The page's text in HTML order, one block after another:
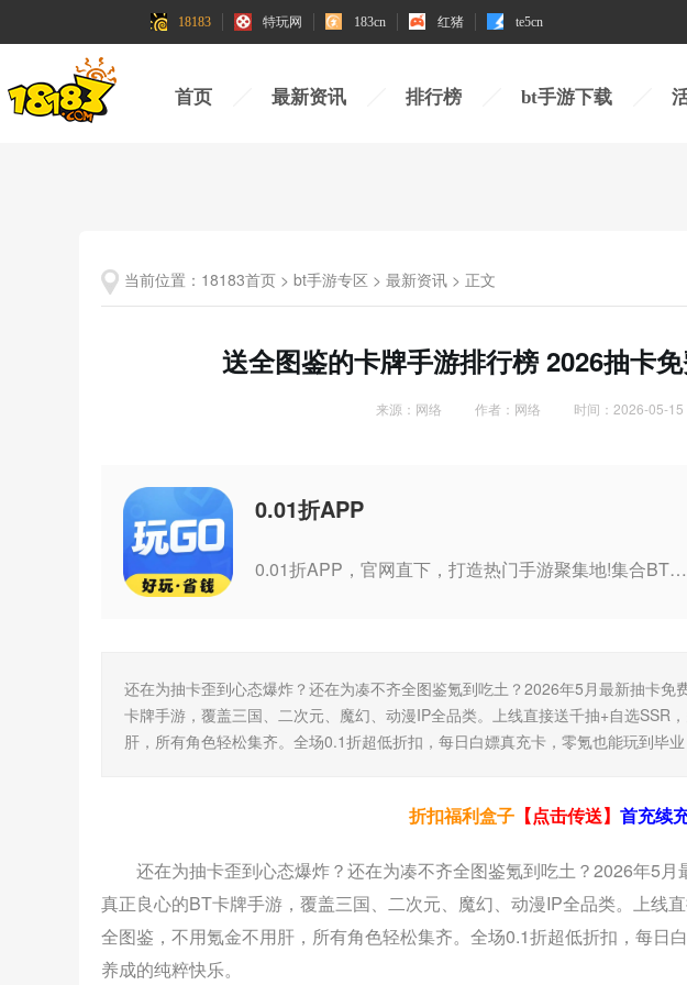
18183 特玩网 183cn 红猪 te5cn
18183 特玩网 183cn 红猪 te5cn
首页 最新资讯 排行榜 bt手游下载
当前位置： 18183首页 > bt手游专区 > 最新资讯 > 正文
送全图鉴的卡牌手游排行榜 2026抽卡
来源：网络 作者：网络 时间：2026-05-
0.01折APP
0.01折APP，官网直下，打造热门手游聚集地!集合BT版游戏、折扣手游与H5轻游戏，一网打尽玩家所爱。海量福利礼包，限时领取，助力您游戏更畅快。无论是寻找刺激挑战还是休闲时光，这里都是您的理想之选。
还在为抽卡歪到心态爆炸？还在为凑不齐全图鉴氪到吃土？2026年5月最新抽卡免
卡牌手游，覆盖三国、二次元、魔幻、动漫IP全品类。上线直接送千抽+自选SSR
肝，所有角色轻松集齐。全场0.1折超低折扣，每日白嫖真充卡，零氪也能玩到毕业
折扣福利盒子【点击传送】 首充续
还在为抽卡歪到心态爆炸？还在为凑不齐全图鉴氪到吃土？2026年5
真正良心的BT卡牌手游，覆盖三国、二次元、魔幻、动漫IP全品类。上线
全图鉴，不用氪金不用肝，所有角色轻松集齐。全场0.1折超低折扣，每日
养成的纯粹快乐。